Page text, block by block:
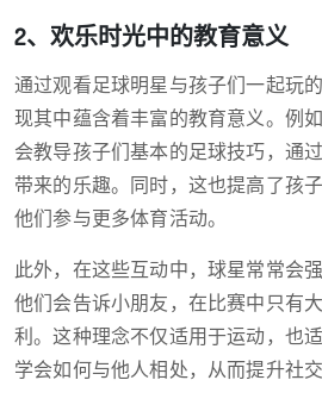
2、欢乐时光中的教育意义
通过观看足球明星与孩子们一起玩
现其中蕴含着丰富的教育意义。例
会教导孩子们基本的足球技巧，通
带来的乐趣。同时，这也提高了孩
他们参与更多体育活动。
此外，在这些互动中，球星常常会
他们会告诉小朋友，在比赛中只有
利。这种理念不仅适用于运动，也
学会如何与他人相处，从而提升社交